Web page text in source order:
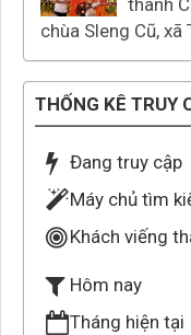
thành
chùa Sleng Cũ,
THỐNG KÊ TRUY
Đang truy cập
Máy chủ tìm
Khách viếng
Hôm nay
Tháng hiện tại